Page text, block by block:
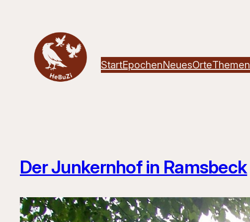
StartEpochenNeuesOrteThemen
Der Junkernhof in Ramsbeck